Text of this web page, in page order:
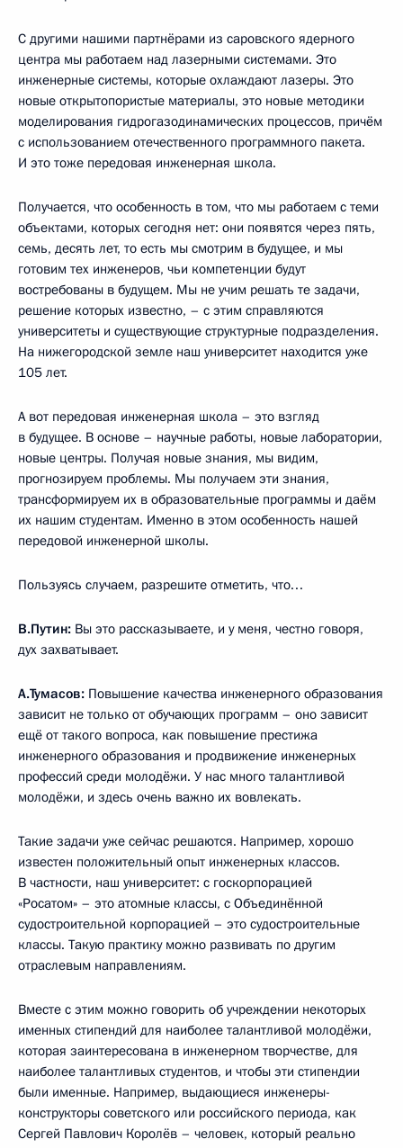
С другими нашими партнёрами из саровского ядерного
центра мы работаем над лазерными системами. Это
инженерные системы, которые охлаждают лазеры. Это
новые открытопористые материалы, это новые методики
моделирования гидрогазодинамических процессов, причём
с использованием отечественного программного пакета.
И это тоже передовая инженерная школа.
Получается, что особенность в том, что мы работаем с теми
объектами, которых сегодня нет: они появятся через пять,
семь, десять лет, то есть мы смотрим в будущее, и мы
готовим тех инженеров, чьи компетенции будут
востребованы в будущем. Мы не учим решать те задачи,
решение которых известно, – с этим справляются
университеты и существующие структурные подразделения.
На нижегородской земле наш университет находится уже
105 лет.
А вот передовая инженерная школа – это взгляд
в будущее. В основе – научные работы, новые лаборатории,
новые центры. Получая новые знания, мы видим,
прогнозируем проблемы. Мы получаем эти знания,
трансформируем их в образовательные программы и даём
их нашим студентам. Именно в этом особенность нашей
передовой инженерной школы.
Пользуясь случаем, разрешите отметить, что…
В.Путин: Вы это рассказываете, и у меня, честно говоря,
дух захватывает.
А.Тумасов: Повышение качества инженерного образования
зависит не только от обучающих программ – оно зависит
ещё от такого вопроса, как повышение престижа
инженерного образования и продвижение инженерных
профессий среди молодёжи. У нас много талантливой
молодёжи, и здесь очень важно их вовлекать.
Такие задачи уже сейчас решаются. Например, хорошо
известен положительный опыт инженерных классов.
В частности, наш университет: с госкорпорацией
«Росатом» – это атомные классы, с Объединённой
судостроительной корпорацией – это судостроительные
классы. Такую практику можно развивать по другим
отраслевым направлениям.
Вместе с этим можно говорить об учреждении некоторых
именных стипендий для наиболее талантливой молодёжи,
которая заинтересована в инженерном творчестве, для
наиболее талантливых студентов, и чтобы эти стипендии
были именные. Например, выдающиеся инженеры-
конструкторы советского или российского периода, как
Сергей Павлович Королёв – человек, который реально